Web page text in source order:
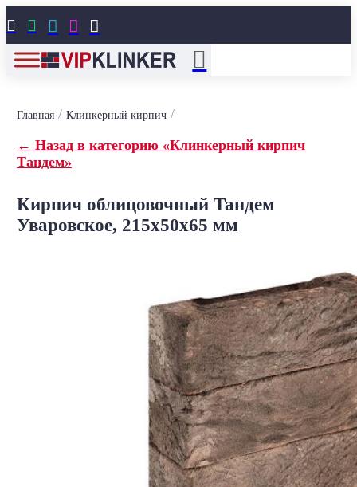
    
Главная/ Клинкерный кирпич/
← Назад в категорию «Клинкерный кирпич
Тандем»
Кирпич облицовочный Тандем
Уваровское, 215x50x65 мм